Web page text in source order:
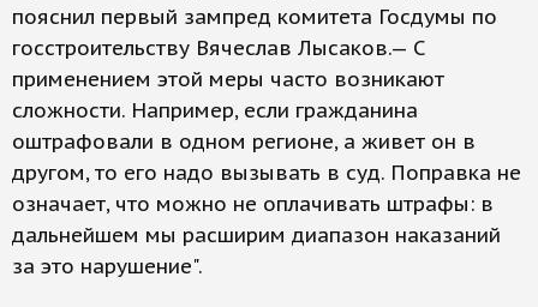
пояснил первый зампред комитета Госдумы по
госстроительству Вячеслав Лысаков.— С
применением этой меры часто возникают
сложности. Например, если гражданина
оштрафовали в одном регионе, а живет он в
другом, то его надо вызывать в суд. Поправка не
означает, что можно не оплачивать штрафы: в
дальнейшем мы расширим диапазон наказаний
за это нарушение".